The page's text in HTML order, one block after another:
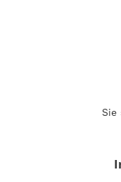
Sie